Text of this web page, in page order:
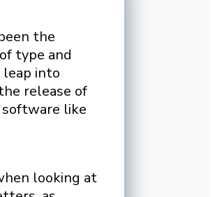
the
type and
leap into
release of
like
looking at